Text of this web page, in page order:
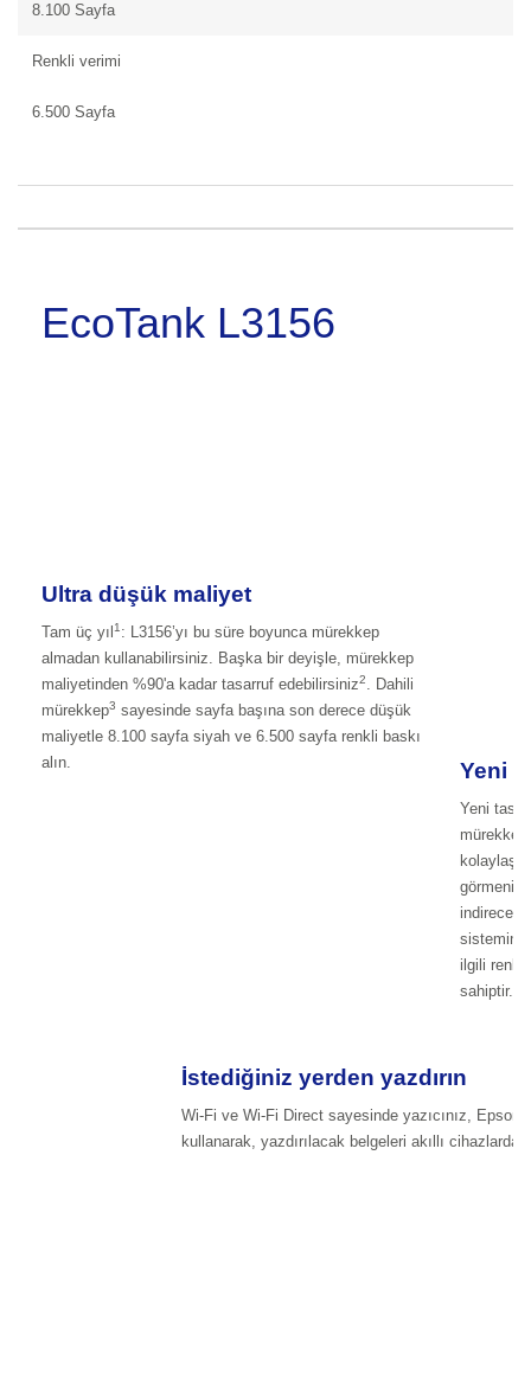
8.100 Sayfa
Renkli verimi
6.500 Sayfa
EcoTank L3156
Ultra düşük maliyet
Tam üç yıl1 : L3156’yı bu süre boyunca mürekkep
almadan kullanabilirsiniz. Başka bir deyişle, mürekkep
maliyetinden %90'a kadar tasarruf edebilirsiniz2
. Dahili
mürekkep3 sayesinde sayfa başına son derece düşük
maliyetle 8.100 sayfa siyah ve 6.500 sayfa renkli baskı
alın.
Yeni
Yeni
görmenizi
indirecek
sistemine
ilgili
sahiptir.
İstediğiniz yerden yazdırın
Wi-Fi ve Wi-Fi Direct sayesinde yazıcınız, Epson
kullanarak, yazdırılacak belgeleri akıllı